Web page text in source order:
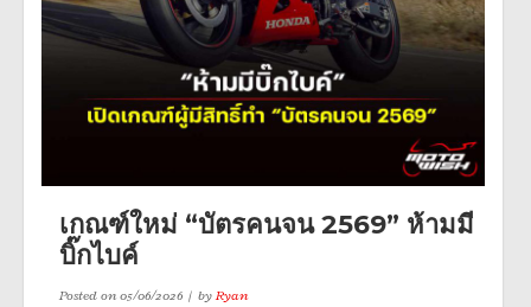
เกณฑ์ใหม่ “บัตรคนจน 2569” ห้ามมี
บิ๊กไบค์
Posted on05/06/2026 byRyan